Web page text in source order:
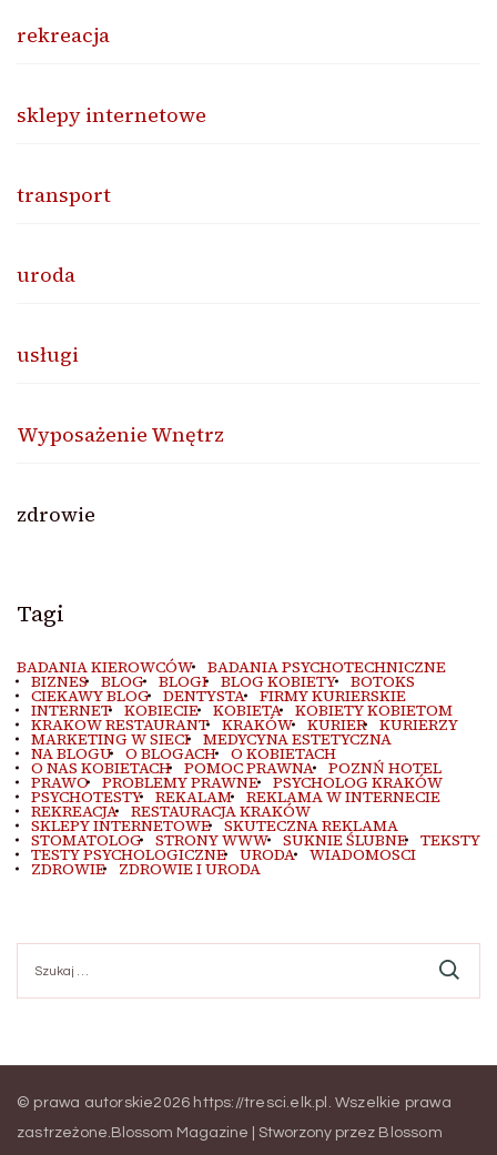
rekreacja
sklepy internetowe
transport
uroda
usługi
Wyposażenie Wnętrz
zdrowie
Tagi
BADANIA KIEROWCÓW BADANIA PSYCHOTECHNICZNE
BIZNES BLOG BLOGI BLOG KOBIETY BOTOKS
CIEKAWY BLOG DENTYSTA FIRMY KURIERSKIE
INTERNET KOBIECIE KOBIETA KOBIETY KOBIETOM
KRAKOW RESTAURANT KRAKÓW KURIER KURIERZY
MARKETING W SIECI MEDYCYNA ESTETYCZNA
NA BLOGU O BLOGACH O KOBIETACH
O NAS KOBIETACH POMOC PRAWNA POZNŃ HOTEL
PRAWO PROBLEMY PRAWNE PSYCHOLOG KRAKÓW
PSYCHOTESTY REKALAM REKLAMA W INTERNECIE
REKREACJA RESTAURACJA KRAKÓW
SKLEPY INTERNETOWE SKUTECZNA REKLAMA
STOMATOLOG STRONY WWW SUKNIE ŚLUBNE TEKSTY
TESTY PSYCHOLOGICZNE URODA WIADOMOSCI
ZDROWIE ZDROWIE I URODA
© prawa autorskie2026 https://tresci.elk.pl
. Wszelkie prawa
zastrzeżone. Blossom Magazine | Stworzony przez Blossom